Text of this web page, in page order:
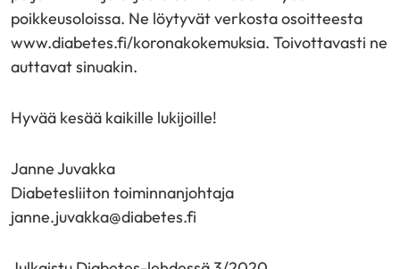
poikkeusoloissa. Ne löytyvät verkosta osoitteesta
www.diabetes.fi/koronakokemuksia. Toivottavasti ne
auttavat sinuakin.
Hyvää kesää kaikille lukijoille!
Janne Juvakka
Diabetesliiton toiminnanjohtaja
janne.juvakka@diabetes.fi